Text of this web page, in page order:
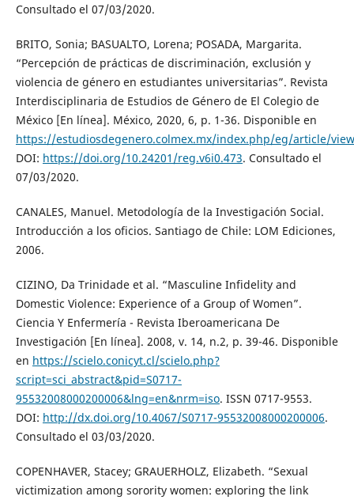
Consultado el 07/03/2020.
BRITO, Sonia; BASUALTO, Lorena; POSADA, Margarita.
“Percepción de prácticas de discriminación, exclusión y
violencia de género en estudiantes universitarias”. Revista
Interdisciplinaria de Estudios de Género de El Colegio de
México [En línea]. México, 2020, 6, p. 1-36. Disponible en
https://estudiosdegenero.colmex.mx/index.php/eg/article/
DOI: https://doi.org/10.24201/reg.v6i0.473. Consultado el
07/03/2020.
CANALES, Manuel. Metodología de la Investigación Social.
Introducción a los oficios. Santiago de Chile: LOM Ediciones,
2006.
CIZINO, Da Trinidade et al. “Masculine Infidelity and
Domestic Violence: Experience of a Group of Women”.
Ciencia Y Enfermería - Revista Iberoamericana De
Investigación [En línea]. 2008, v. 14, n.2, p. 39-46. Disponible
en https://scielo.conicyt.cl/scielo.php?
script=sci_abstract&pid=S0717-
95532008000200006&lng=en&nrm=iso. ISSN 0717-9553.
DOI: http://dx.doi.org/10.4067/S0717-95532008000200006.
Consultado el 03/03/2020.
COPENHAVER, Stacey; GRAUERHOLZ, Elizabeth. “Sexual
victimization among sorority women: exploring the link